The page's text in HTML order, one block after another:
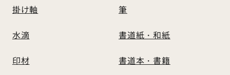
掛け軸 筆
水滴 書道紙・和紙
印材 書道本・書籍